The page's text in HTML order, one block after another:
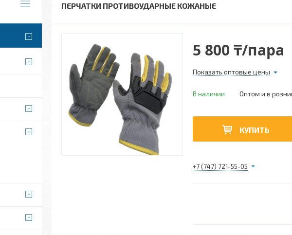
ПЕРЧАТКИ ПРОТИВОУДАРНЫЕ КОЖАНЫЕ
5 800 ₸/пара
Показать оптовые цены
В наличии Оптом и в
КУПИТЬ
+7 (747) 721-55-05